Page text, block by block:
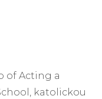
of Acting a
katolickou